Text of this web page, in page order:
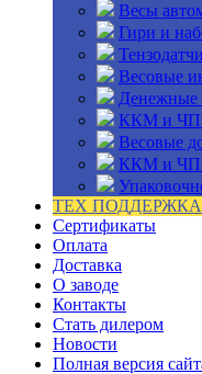
Весы
Гири и
Весовые
Денежные
ККМ и
Весовые
ККМ и
ТЕХ ПОДДЕРЖКА
Сертификаты
Оплата
Доставка
О заводе
Контакты
Стать дилером
Новости
Полная версия